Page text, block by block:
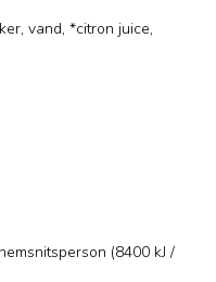
vand, *citron juice,
(8400 kJ /